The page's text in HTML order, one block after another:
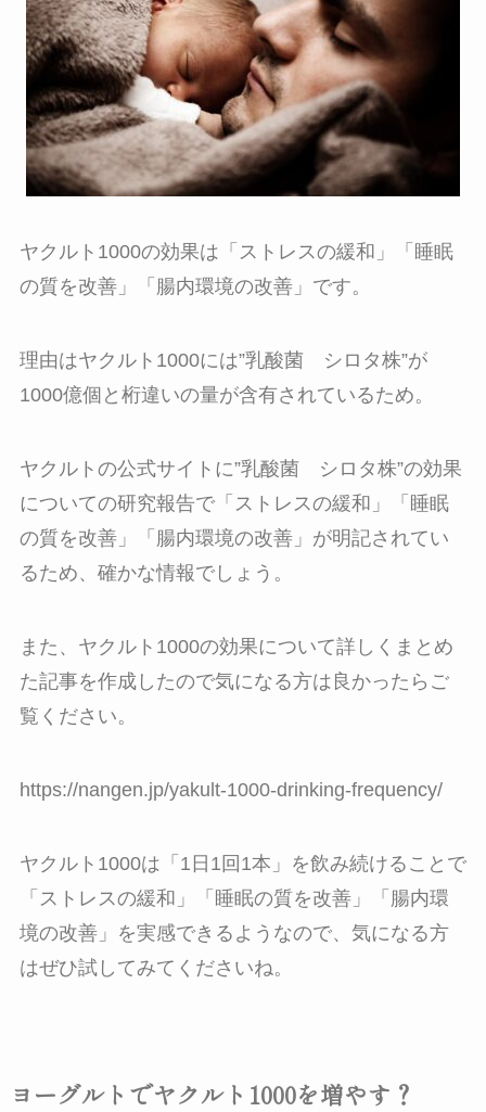
ヤクルト1000の効果は「ストレスの緩和」「睡眠
の質を改善」「腸内環境の改善」です。
理由はヤクルト1000には”乳酸菌 シロタ株”が
1000億個と桁違いの量が含有されているため。
ヤクルトの公式サイトに”乳酸菌 シロタ株”の効果
についての研究報告で「ストレスの緩和」「睡眠
の質を改善」「腸内環境の改善」が明記されてい
るため、確かな情報でしょう。
また、ヤクルト1000の効果について詳しくまとめ
た記事を作成したので気になる方は良かったらご
覧ください。
https://nangen.jp/yakult-1000-drinking-frequency/
ヤクルト1000は「1日1回1本」を飲み続けることで
「ストレスの緩和」「睡眠の質を改善」「腸内環
境の改善」を実感できるようなので、気になる方
はぜひ試してみてくださいね。
ヨーグルトでヤクルト1000を増やす？